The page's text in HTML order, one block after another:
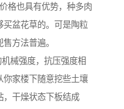
格也具有优势，种多肉
买盆花草的。可是陶粒
方法普遍。
械强度，抗压强度相
你家楼下随意挖些土壤
，干燥状态下板结成